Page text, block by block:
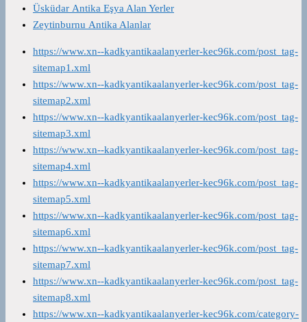
Üsküdar Antika Eşya Alan Yerler
Zeytinburnu Antika Alanlar
https://www.xn--kadkyantikaalanyerler-kec96k.com/post_tag-
sitemap1.xml
https://www.xn--kadkyantikaalanyerler-kec96k.com/post_tag-
sitemap2.xml
https://www.xn--kadkyantikaalanyerler-kec96k.com/post_tag-
sitemap3.xml
https://www.xn--kadkyantikaalanyerler-kec96k.com/post_tag-
sitemap4.xml
https://www.xn--kadkyantikaalanyerler-kec96k.com/post_tag-
sitemap5.xml
https://www.xn--kadkyantikaalanyerler-kec96k.com/post_tag-
sitemap6.xml
https://www.xn--kadkyantikaalanyerler-kec96k.com/post_tag-
sitemap7.xml
https://www.xn--kadkyantikaalanyerler-kec96k.com/post_tag-
sitemap8.xml
https://www.xn--kadkyantikaalanyerler-kec96k.com/category-